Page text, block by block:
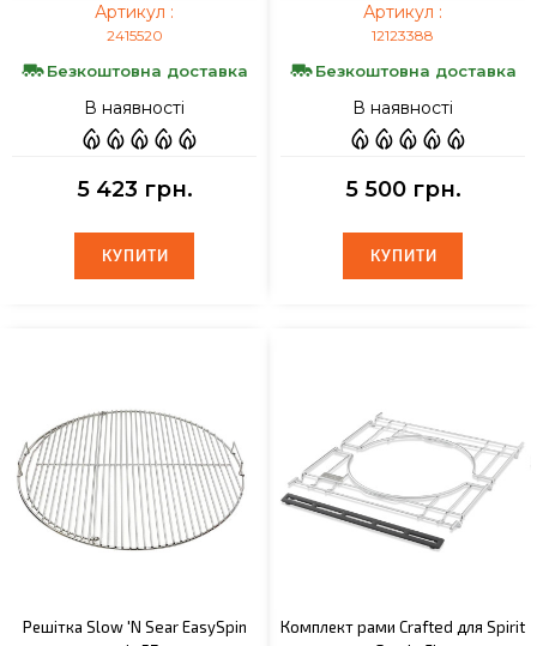
Артикул :
2415520
Безкоштовна доставка
В наявності
5 423 грн.
КУПИТИ
КУПИТИ
Артикул :
12123388
Безкоштовна доставка
В наявності
5 500 грн.
КУПИТИ
КУПИТИ
Решітка Slow 'N Sear EasySpin
Комплект рами Crafted для Spirit